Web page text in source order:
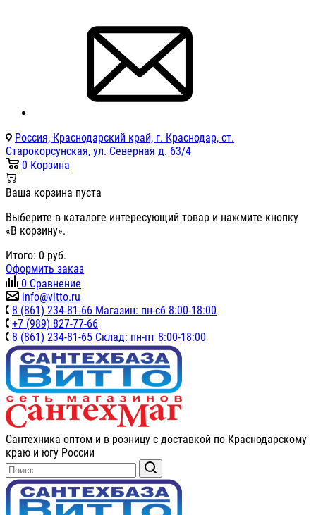
Россия, Краснодарский край, г. Краснодар, ст.
Старокорсунская, ул. Северная д. 63/4
0 Корзина
Ваша корзина пуста
Выберите в каталоге интересующий товар и нажмите кнопку
«В корзину».
Итого: 0 руб.
Оформить заказ
0 Сравнение
info@vitto.ru
8 (861) 234-81-66 Магазин: пн-сб 8:00-18:00
+7 (989) 827-77-66
8 (861) 234-81-65 Склад: пн-пт 8:00-18:00
Сантехника оптом и в розницу с доставкой по Краснодарскому
краю и югу России